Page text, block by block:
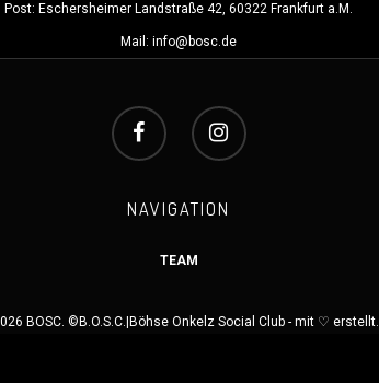
Post: Eschersheimer Landstraße 42, 60322 Frankfurt a.M.
Mail: info@bosc.de
NAVIGATION
TEAM
BOSC. ©B.O.S.C.|Böhse Onkelz Social Club - mit ♡ erstellt.